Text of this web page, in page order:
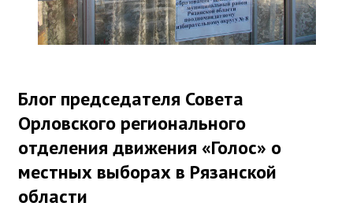
Блог председателя Совета
Орловского регионального
отделения движения «Голос» о
местных выборах в Рязанской
области